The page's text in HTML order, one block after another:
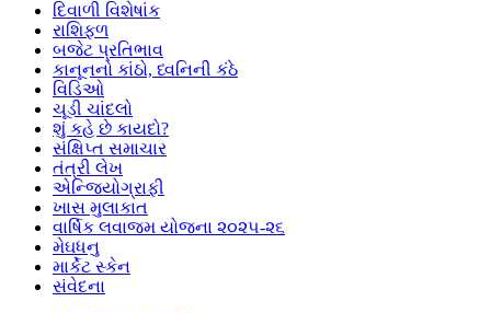
દિવાળી વિશેષાંક
રાશિફળ
બજેટ પ્રતિભાવ
કાનૂનનો કાંઠો, ધ્વનિની કંઠે
વિડિઓ
ચૂડી ચાંદલો
શું કહે છે કાયદો?
સંક્ષિપ્ત સમાચાર
તંત્રી લેખ
એન્જિયોગ્રાફી
ખાસ મુલાકાત
વાર્ષિક લવાજમ યોજના ૨૦૨૫-૨૬
મેઘધનુ
માર્કેટ સ્કેન
સંવેદના